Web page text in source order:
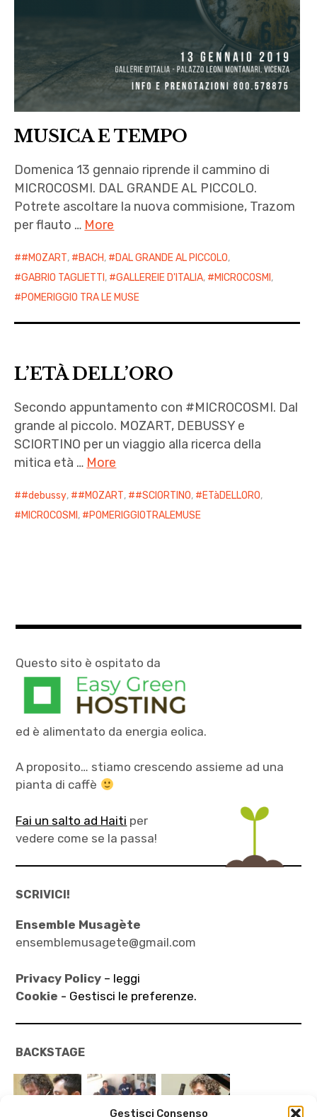
Gestisci Consenso
MUSICA E TEMPO
Domenica 13 gennaio riprende il cammino di
MICROCOSMI. DAL GRANDE AL PICCOLO.
Potrete ascoltare la nuova commisione, Trazom
per flauto … More
#MOZART, BACH, DAL GRANDE AL PICCOLO,
GABRIO TAGLIETTI , GALLEREIE D'ITALIA, MICROCOSMI ,
POMERIGGIO TRA LE MUSE
L’ETÀ DELL’ORO
Secondo appuntamento con #MICROCOSMI. Dal
grande al piccolo. MOZART, DEBUSSY e
SCIORTINO per un viaggio alla ricerca della
mitica età … More
#debussy, #MOZART, #SCIORTINO, ETàDELLORO,
MICROCOSMI , POMERIGGIOTRALEMUSE
Questo sito è ospitato da
ed è alimentato da energia eolica.
A proposito… stiamo crescendo assieme ad una
pianta di caffè
Fai un salto ad Haiti per
vedere come se la passa!
SCRIVICI!
Ensemble Musagète
ensemblemusagete@gmail.com
Privacy Policy – leggi
Cookie - Gestisci le preferenze.
BACKSTAGE